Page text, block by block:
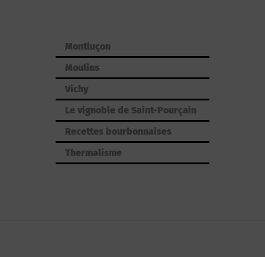
Montluçon
Moulins
Vichy
Le vignoble de Saint-Pourçain
Recettes bourbonnaises
Thermalisme